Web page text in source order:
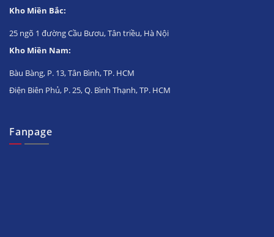
Kho Miền Bắc:
25 ngõ 1 đường Cầu Bươu, Tân triều, Hà Nội
Kho Miền Nam:
Bàu Bàng, P. 13, Tân Bình, TP. HCM
Điện Biên Phủ, P. 25, Q. Bình Thạnh, TP. HCM
Fanpage